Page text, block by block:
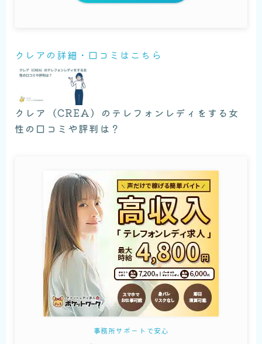
クレアの詳細・口コミはこちら
クレア（CREA）のテレフォンレディをする女
性の口コミや評判は？
事務所サポートで安心